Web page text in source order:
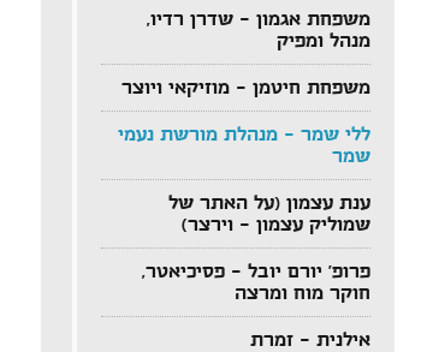
משפחת אגמון – שדרן רדיו,
מנהל ומפיק
משפחת חיטמן – מוזיקאי ויוצר
ללי שמר – מנהלת מורשת נעמי
שמר
ענת עצמון (על האתר של
שמוליק עצמון – וירצר)
פרופ' יורם יובל – פסיכיאטר,
חוקר מוח ומרצה
אילנית – זמרת